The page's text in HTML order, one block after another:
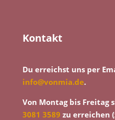
Kontakt
Du erreichst uns per
info@vonmia.de.
Von Montag bis Freitag
3081 3589 zu erreichen